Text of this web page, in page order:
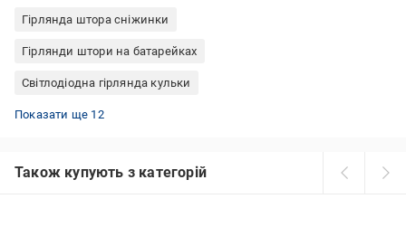
Гірлянда штора сніжинки
Гірлянди штори на батарейках
Світлодіодна гірлянда кульки
Гірлянди світлодіодні 10 м
Гірлянди роса 5 метрів
Вуличні гірлянди лампочки
Гірлянда світлодіодна бахрома
Гірлянда роса від батарейок
Гірлянди USB 10 метрів
Гірлянди зовнішня бахрома
Гірлянди роса 20 метрів
Гірлянди від сонячних батарей для саду
Гірлянди роса 2 метра
Гірлянди світлодіодні зірки
Гірлянди роса 100 метрів
Показати ще 12
Також купують з категорій